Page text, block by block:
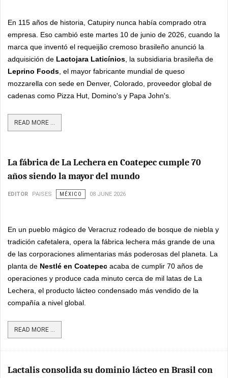
En 115 años de historia, Catupiry nunca había comprado otra
empresa. Eso cambió este martes 10 de junio de 2026, cuando la
marca que inventó el requeijão cremoso brasileño anunció la
adquisición de Lactojara Laticínios , la subsidiaria brasileña de
Leprino Foods , el mayor fabricante mundial de queso
mozzarella con sede en Denver, Colorado, proveedor global de
cadenas como Pizza Hut, Domino's y Papa John's.
READ MORE ...
La fábrica de La Lechera en Coatepec cumple 70
años siendo la mayor del mundo
EDITOR PAISES MÉXICO 08 JUNE 2026
En un pueblo mágico de Veracruz rodeado de bosque de niebla y
tradición cafetalera, opera la fábrica lechera más grande de una
de las corporaciones alimentarias más poderosas del planeta. La
planta de Nestlé en Coatepec acaba de cumplir 70 años de
operaciones y produce cada minuto cerca de mil latas de La
Lechera, el producto lácteo condensado más vendido de la
compañía a nivel global.
READ MORE ...
Lactalis consolida su dominio lácteo en Brasil con